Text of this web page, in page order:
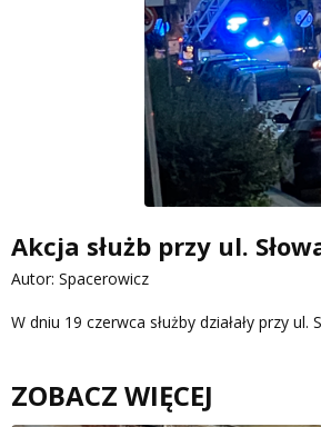
Akcja służb przy ul.
Autor: Spacerowicz
W dniu 19 czerwca służby działały przy ul.
ZOBACZ WIĘCEJ